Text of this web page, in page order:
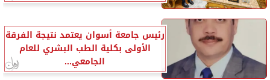
رئيس جامعة أسوان يعتمد نتيجة الفرقة
الأولى بكلية الطب البشري للعام
الجامعي...